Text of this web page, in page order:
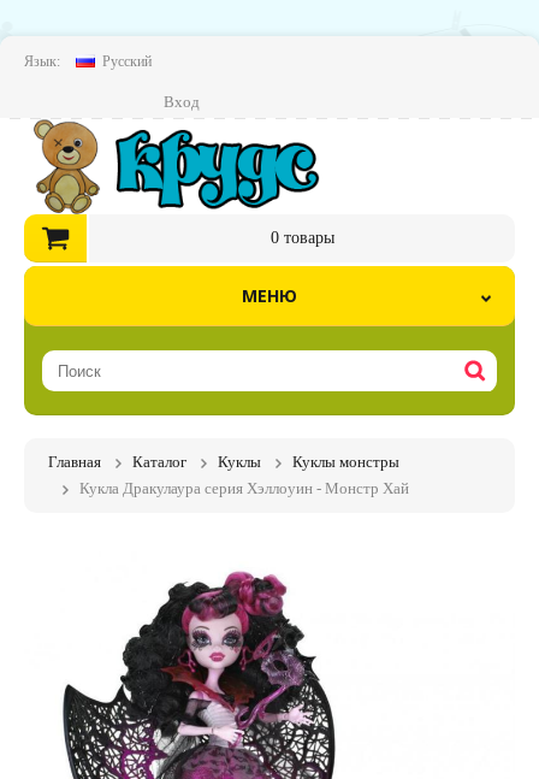
Язык: Русский
Вход
0товары
МЕНЮ
Главная Каталог Куклы
Куклы монстры
Кукла Дракулаура серия Хэллоуин - Монстр Хай